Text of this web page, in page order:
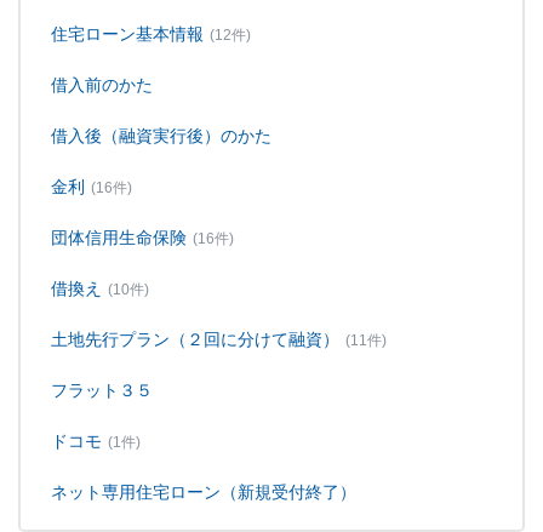
住宅ローン基本情報 (12件)
借入前のかた
借入後（融資実行後）のかた
金利 (16件)
団体信用生命保険 (16件)
借換え (10件)
土地先行プラン（２回に分けて融資） (11件)
フラット３５
ドコモ (1件)
ネット専用住宅ローン（新規受付終了）